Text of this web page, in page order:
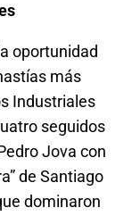
oportunidad
más
Industriales
seguidos
Jova con
de Santiago
dominaron